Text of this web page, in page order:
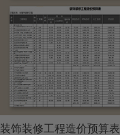
装饰装修工程造价预算表